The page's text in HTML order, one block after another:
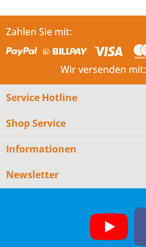
Zahlen Sie mit:
Wir versenden mit:
Service Hotline
Shop Service
Informationen
Newsletter